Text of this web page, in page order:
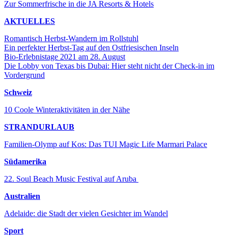
Zur Sommerfrische in die JA Resorts & Hotels
AKTUELLES
Romantisch Herbst-Wandern im Rollstuhl
Ein perfekter Herbst-Tag auf den Ostfriesischen Inseln
Bio-Erlebnistage 2021 am 28. August
Die Lobby von Texas bis Dubai: Hier steht nicht der Check-in im
Vordergrund
Schweiz
10 Coole Winteraktivitäten in der Nähe
STRANDURLAUB
Familien-Olymp auf Kos: Das TUI Magic Life Marmari Palace
Südamerika
22. Soul Beach Music Festival auf Aruba
Australien
Adelaide: die Stadt der vielen Gesichter im Wandel
Sport